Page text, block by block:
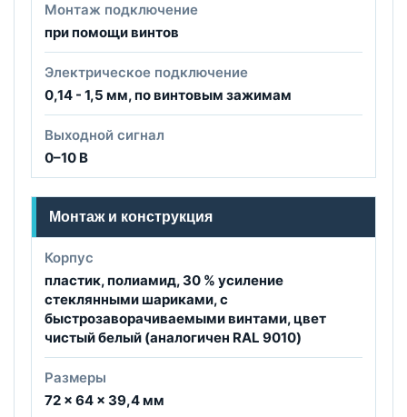
Монтаж подключение
при помощи винтов
Электрическое подключение
0,14 - 1,5 мм, по винтовым зажимам
Выходной сигнал
0–10 В
Монтаж и конструкция
Корпус
пластик, полиамид, 30 % усиление
стеклянными шариками, с
быстрозаворачиваемыми винтами, цвет
чистый белый (аналогичен RAL 9010)
Размеры
72 x 64 x 39,4 мм